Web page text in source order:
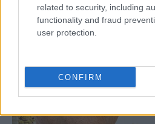
related to security, including
functionality and fraud
user protection.
CONFIRM
GENTE